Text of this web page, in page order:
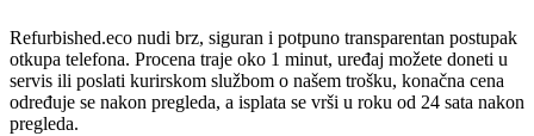
Refurbished.eco nudi brz, siguran i potpuno transparentan postupak
otkupa telefona. Procena traje oko 1 minut, uređaj možete doneti u
servis ili poslati kurirskom službom o našem trošku, konačna cena
određuje se nakon pregleda, a isplata se vrši u roku od 24 sata nakon
pregleda.